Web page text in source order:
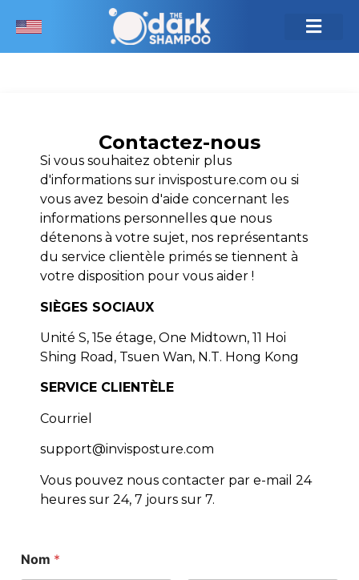
Contactez-nous
Si vous souhaitez obtenir plus
d'informations sur invisposture.com ou si
vous avez besoin d'aide concernant les
informations personnelles que nous
détenons à votre sujet, nos représentants
du service clientèle primés se tiennent à
votre disposition pour vous aider !
SIÈGES SOCIAUX
Unité S, 15e étage, One Midtown, 11 Hoi
Shing Road, Tsuen Wan, N.T. Hong Kong
SERVICE CLIENTÈLE
Courriel
support@invisposture.com
Vous pouvez nous contacter par e-mail 24
heures sur 24, 7 jours sur 7.
Nom *